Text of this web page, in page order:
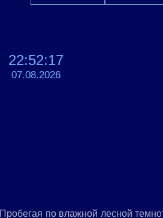
22:52:17
07.08.2026
Пробегая по влажной лесной